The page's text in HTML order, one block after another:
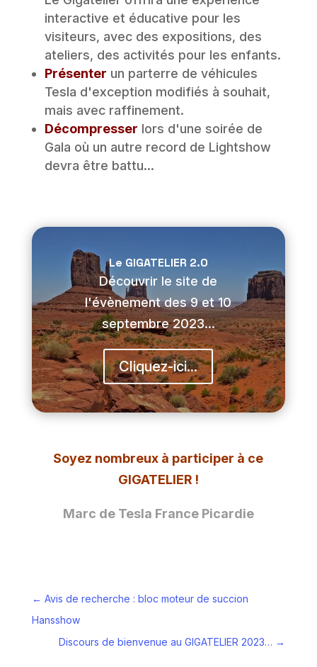
interactive et éducative pour les
visiteurs, avec des expositions, des
ateliers, des activités pour les enfants.
Présenter un parterre de véhicules
Tesla d'exception modifiés à souhait,
mais avec raffinement.
Décompresser lors d'une soirée de
Gala où un autre record de Lightshow
devra être battu...
Le GIGATELIER 2.0
Découvrir le site de
l'évènement des 9 et 10
septembre 2023...
Cliquez-ici...
Soyez nombreux à participer à ce
GIGATELIER !
Marc de Tesla France Picardie
← Avis de recherche : bloc moteur de succion
Hansshow
Discours de bienvenue au GIGATELIER 2023… →